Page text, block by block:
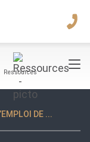
Ressources
DE ...